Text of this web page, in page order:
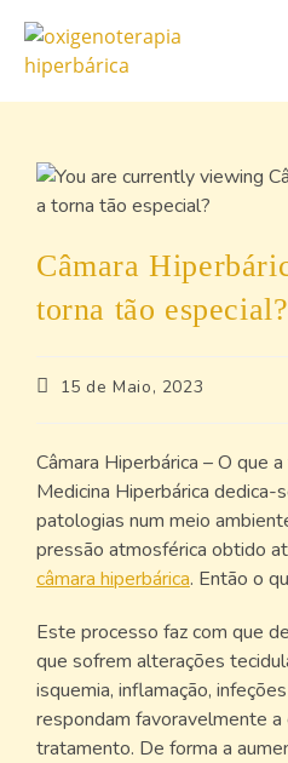
Câmara
torna tão especial?
15 de Maio, 2023
Câmara Hiperbárica – O que
Medicina Hiperbárica
patologias num meio
pressão atmosférica obtido
câmara hiperbárica. Então o
Este processo faz com que
que sofrem alterações
isquemia, inflamação,
respondam favoravelmente
tratamento. De forma a